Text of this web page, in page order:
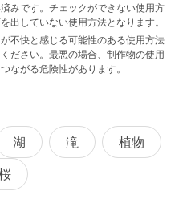
みです。チェックができない使用方
出していない使用方法となります。
不快と感じる可能性のある使用方法
ださい。最悪の場合、制作物の使用
ながる危険性があります。
湖 滝
植物